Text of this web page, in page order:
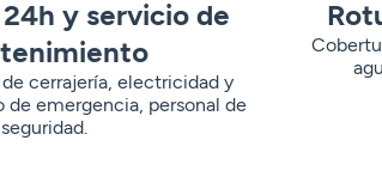
y servicio de
cerrajería, electricidad y
de emergencia, personal de
seguridad.